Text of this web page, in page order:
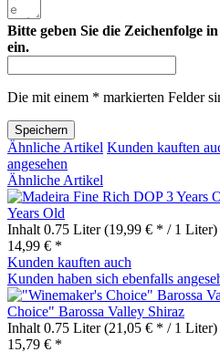
Bitte geben Sie die Zeichenfolge
ein.
Die mit einem * markierten Felder
Speichern
Ähnliche Artikel Kunden kauften
angesehen
Ähnliche Artikel
Years Old
Inhalt 0.75 Liter(19,99 € * / 1 Liter)
14,99 € *
Kunden kauften auch
Kunden haben sich ebenfalls
Choice" Barossa Valley Shiraz
Inhalt 0.75 Liter(21,05 € * / 1 Liter)
15,79 € *